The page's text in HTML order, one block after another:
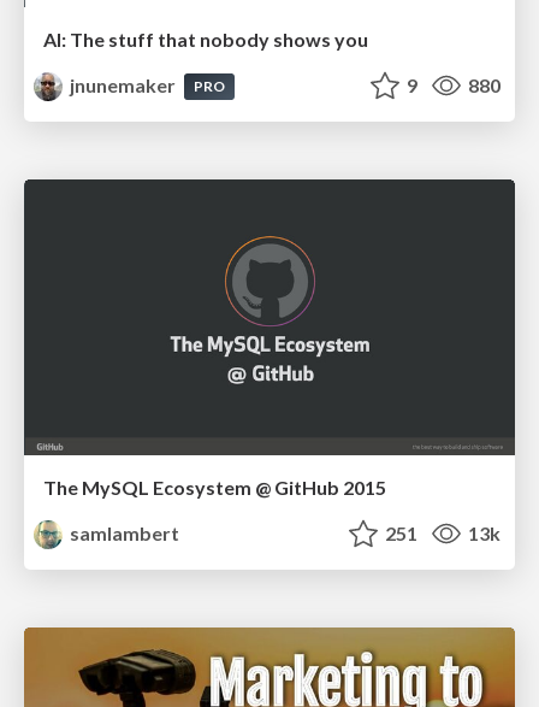
AI: The stuff that nobody shows you
jnunemaker
PRO 9 880
The MySQL Ecosystem @ GitHub 2015
samlambert
251 13k